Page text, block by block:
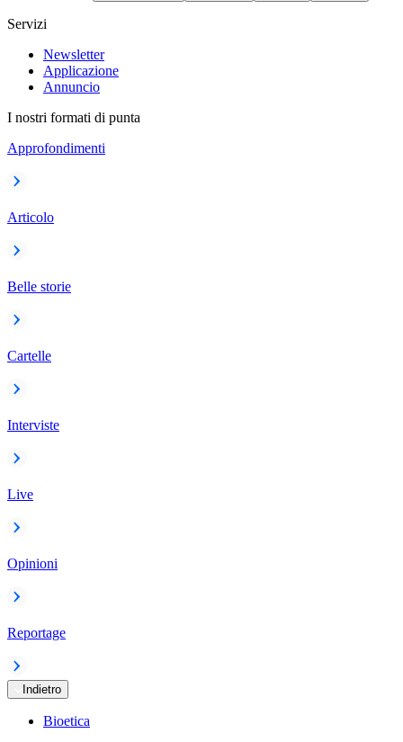
Servizi
Newsletter
Applicazione
Annuncio
I nostri formati di punta
Approfondimenti
Articolo
Belle storie
Cartelle
Interviste
Live
Opinioni
Reportage
Indietro
Bioetica